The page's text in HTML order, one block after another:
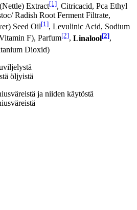
Extract[1], Citricacid, Pca Ethyl
Radish Root Ferment Filtrate,
Seed Oil[1], Levulinic Acid, Sodium
F), Parfum[2], Linalool[2],
Dioxid)
öljyistä
ja niiden käytöstä